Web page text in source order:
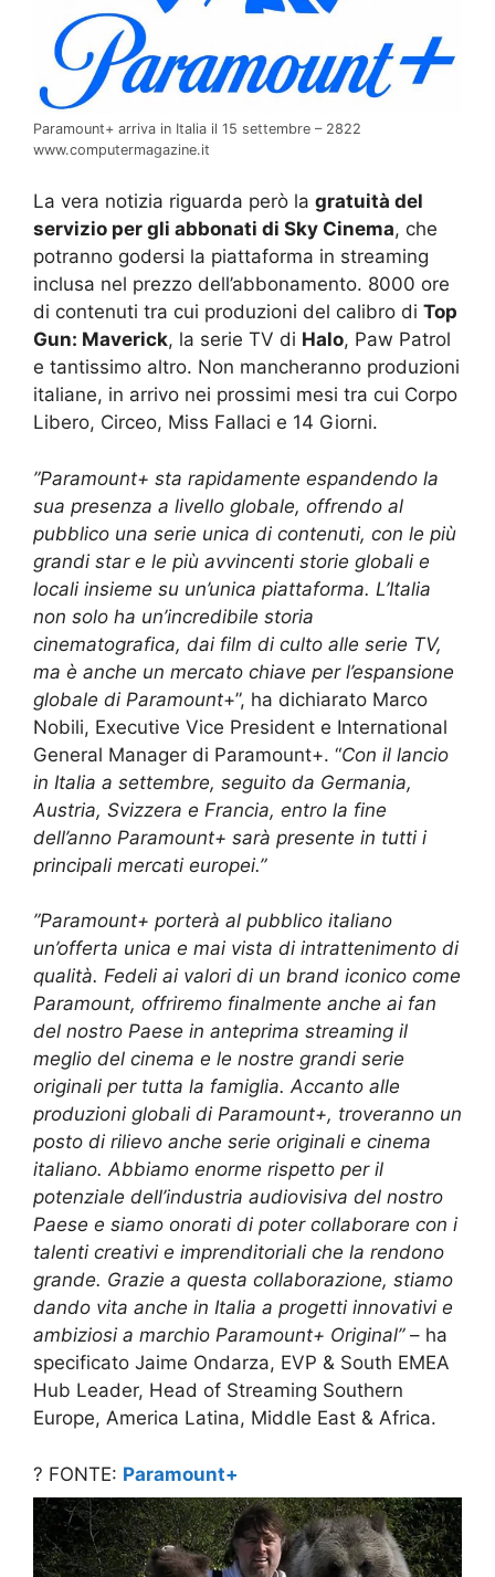
Paramount+ arriva in Italia il 15 settembre – 2822
www.computermagazine.it
La vera notizia riguarda però la gratuità del
servizio per gli abbonati di Sky Cinema, che
potranno godersi la piattaforma in streaming
inclusa nel prezzo dell’abbonamento. 8000 ore
di contenuti tra cui produzioni del calibro di Top
Gun: Maverick, la serie TV di Halo, Paw Patrol
e tantissimo altro. Non mancheranno produzioni
italiane, in arrivo nei prossimi mesi tra cui Corpo
Libero, Circeo, Miss Fallaci e 14 Giorni.
”Paramount+ sta rapidamente espandendo la
sua presenza a livello globale, offrendo al
pubblico una serie unica di contenuti, con le più
grandi star e le più avvincenti storie globali e
locali insieme su un’unica piattaforma. L’Italia
non solo ha un’incredibile storia
cinematografica, dai film di culto alle serie TV,
ma è anche un mercato chiave per l’espansione
globale di Paramount+”, ha dichiarato Marco
Nobili, Executive Vice President e International
General Manager di Paramount+. “Con il lancio
in Italia a settembre, seguito da Germania,
Austria, Svizzera e Francia, entro la fine
dell’anno Paramount+ sarà presente in tutti i
principali mercati europei.”
”Paramount+ porterà al pubblico italiano
un’offerta unica e mai vista di intrattenimento di
qualità. Fedeli ai valori di un brand iconico come
Paramount, offriremo finalmente anche ai fan
del nostro Paese in anteprima streaming il
meglio del cinema e le nostre grandi serie
originali per tutta la famiglia. Accanto alle
produzioni globali di Paramount+, troveranno un
posto di rilievo anche serie originali e cinema
italiano. Abbiamo enorme rispetto per il
potenziale dell’industria audiovisiva del nostro
Paese e siamo onorati di poter collaborare con i
talenti creativi e imprenditoriali che la rendono
grande. Grazie a questa collaborazione, stiamo
dando vita anche in Italia a progetti innovativi e
ambiziosi a marchio Paramount+ Original”– ha
specificato Jaime Ondarza, EVP & South EMEA
Hub Leader, Head of Streaming Southern
Europe, America Latina, Middle East & Africa.
? FONTE: Paramount+